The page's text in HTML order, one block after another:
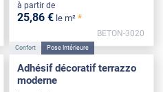
à partir de
25,86 € le m² *
BETON-3020
Confort Pose Intérieure
Adhésif décoratif terrazzo
moderne